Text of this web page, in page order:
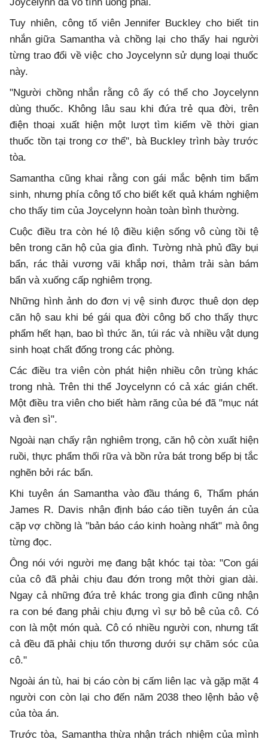
Tuy nhiên, công tố viên Jennifer Buckley cho biết tin
nhắn giữa Samantha và chồng lại cho thấy hai người
từng trao đổi về việc cho Joycelynn sử dụng loại thuốc
này.
"Người chồng nhắn rằng cô ấy có thể cho Joycelynn
dùng thuốc. Không lâu sau khi đứa trẻ qua đời, trên
điện thoại xuất hiện một lượt tìm kiếm về thời gian
thuốc tồn tại trong cơ thể", bà Buckley trình bày trước
tòa.
Samantha cũng khai rằng con gái mắc bệnh tim bẩm
sinh, nhưng phía công tố cho biết kết quả khám nghiệm
cho thấy tim của Joycelynn hoàn toàn bình thường.
Cuộc điều tra còn hé lộ điều kiện sống vô cùng tồi tệ
bên trong căn hộ của gia đình. Tường nhà phủ đầy bụi
bẩn, rác thải vương vãi khắp nơi, thảm trải sàn bám
bẩn và xuống cấp nghiêm trọng.
Những hình ảnh do đơn vị vệ sinh được thuê dọn dẹp
căn hộ sau khi bé gái qua đời công bố cho thấy thực
phẩm hết hạn, bao bì thức ăn, túi rác và nhiều vật dụng
sinh hoạt chất đống trong các phòng.
Các điều tra viên còn phát hiện nhiều côn trùng khác
trong nhà. Trên thi thể Joycelynn có cả xác gián chết.
Một điều tra viên cho biết hàm răng của bé đã "mục nát
và đen sì".
Ngoài nạn chấy rận nghiêm trọng, căn hộ còn xuất hiện
ruồi, thực phẩm thối rữa và bồn rửa bát trong bếp bị tắc
nghẽn bởi rác bẩn.
Khi tuyên án Samantha vào đầu tháng 6, Thẩm phán
James R. Davis nhận định báo cáo tiền tuyên án của
cặp vợ chồng là "bản báo cáo kinh hoàng nhất" mà ông
từng đọc.
Ông nói với người mẹ đang bật khóc tại tòa: "Con gái
của cô đã phải chịu đau đớn trong một thời gian dài.
Ngay cả những đứa trẻ khác trong gia đình cũng nhận
ra con bé đang phải chịu đựng vì sự bỏ bê của cô. Có
con là một món quà. Cô có nhiều người con, nhưng tất
cả đều đã phải chịu tổn thương dưới sự chăm sóc của
cô."
Ngoài án tù, hai bị cáo còn bị cấm liên lạc và gặp mặt 4
người con còn lại cho đến năm 2038 theo lệnh bảo vệ
của tòa án.
Trước tòa, Samantha thừa nhận trách nhiệm của mình